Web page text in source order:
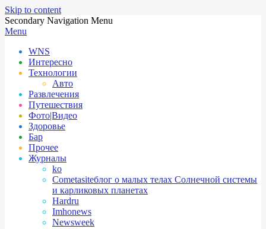
Skip to content
Secondary Navigation Menu
Menu
WNS
Интересно
Технологии
Авто
Развлечения
Путешествия
Фото|Видео
Здоровье
Бар
Прочее
Журналы
ko
Cometasiteблог о малых телах Солнечной системы
и карликовых планетах
Hardru
Imhonews
Newsweek